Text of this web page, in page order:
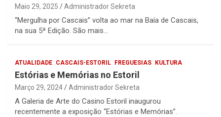
Maio 29, 2025 Administrador Sekreta
“Mergulha por Cascais” volta ao mar na Baía de Cascais,
na sua 5ª Edição. São mais…
ATUALIDADE CASCAIS-ESTORIL FREGUESIAS KULTURA
Estórias e Memórias no Estoril
Março 29, 2024 Administrador Sekreta
A Galeria de Arte do Casino Estoril inaugurou
recentemente a exposição “Estórias e Memórias”.